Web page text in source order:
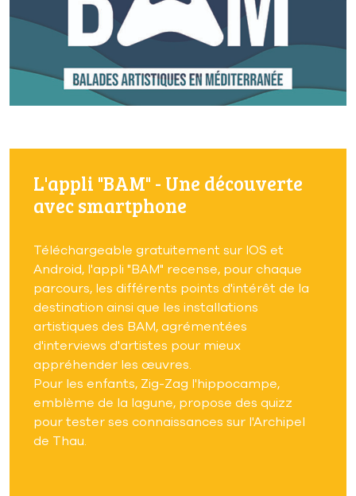
L'appli "BAM" - Une découverte
avec smartphone
Téléchargeable gratuitement sur IOS et
Android, l'appli "BAM" recense, pour chaque
parcours, les différents points d'intérêt de la
destination ainsi que les installations
artistiques des BAM, agrémentées
d'interviews d'artistes pour mieux
appréhender les œuvres.
Pour les enfants, Zig-Zag l'hippocampe,
emblème de la lagune, propose des quizz
pour tester ses connaissances sur l'Archipel
de Thau.